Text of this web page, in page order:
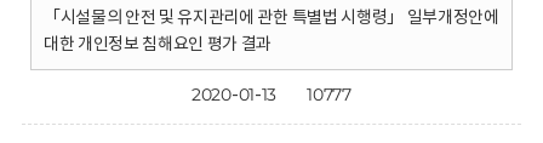
「시설물의 안전 및 유지관리에 관한 특별법 시행령」 일부개정안에
대한 개인정보 침해요인 평가 결과
2020-01-13 10777